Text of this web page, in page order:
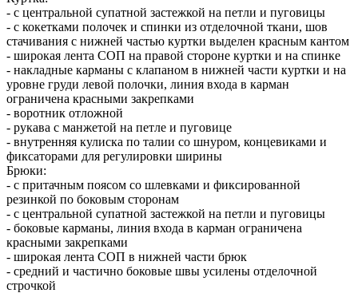
- с центральной супатной застежкой на петли и пуговицы
- с кокетками полочек и спинки из отделочной ткани, шов
стачивания с нижней частью куртки выделен красным кантом
- широкая лента СОП на правой стороне куртки и на спинке
- накладные карманы с клапаном в нижней части куртки и на
уровне груди левой полочки, линия входа в карман
ограничена красными закрепками
- воротник отложной
- рукава с манжетой на петле и пуговице
- внутренняя кулиска по талии со шнуром, концевиками и
фиксаторами для регулировки ширины
Брюки:
- с притачным поясом со шлевками и фиксированной
резинкой по боковым сторонам
- с центральной супатной застежкой на петли и пуговицы
- боковые карманы, линия входа в карман ограничена
красными закрепками
- широкая лента СОП в нижней части брюк
- средний и частично боковые швы усилены отделочной
строчкой